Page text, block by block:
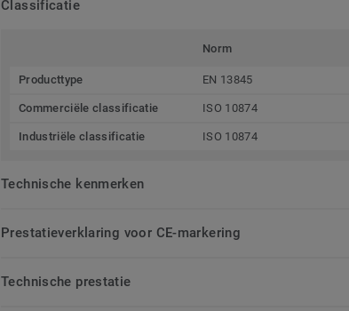
Classificatie
Norm
Producttype EN 13845
Commerciële classificatie ISO 10874
Industriële classificatie ISO 10874
Technische kenmerken
Prestatieverklaring voor CE-markering
Technische prestatie